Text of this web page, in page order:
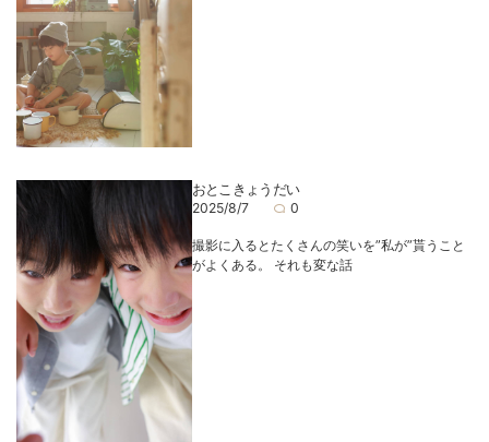
おとこきょうだい
2025/8/7 0
撮影に入るとたくさんの笑いを”私が”貰うこと
がよくある。 それも変な話